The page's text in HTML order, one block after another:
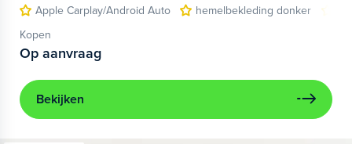
Apple Carplay/Android Auto
hemelbekleding donker
Kopen
Op aanvraag
Bekijken